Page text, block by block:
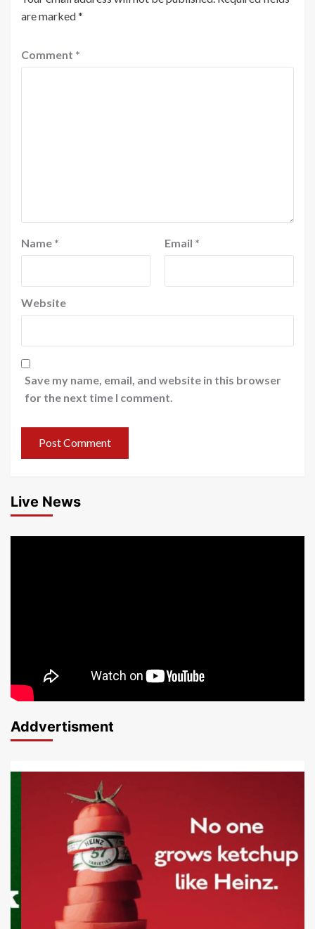
are marked*
Comment *
Name * Email *
Website
Save my name, email, and website in this browser
for the next time I comment.
Live News
Addvertisment